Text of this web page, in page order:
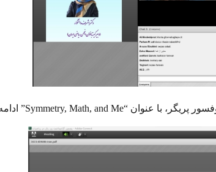
پریگر، با عنوان “Symmetry, Math, and Me”